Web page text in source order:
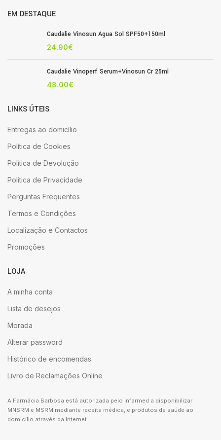
EM DESTAQUE
Caudalie Vinosun Agua Sol SPF50+150ml
24.90€
Caudalie Vinoperf Serum+Vinosun Cr 25ml
48.00€
LINKS ÚTEIS
Entregas ao domicílio
Política de Cookies
Política de Devolução
Política de Privacidade
Perguntas Frequentes
Termos e Condições
Localização e Contactos
Promoções
LOJA
A minha conta
Lista de desejos
Morada
Alterar password
Histórico de encomendas
Livro de Reclamações Online
A Farmácia Barbosa está autorizada pelo Infarmed a disponibilizar
MNSRM e MSRM mediante receita médica, e produtos de saúde ao
domicílio através da Internet.